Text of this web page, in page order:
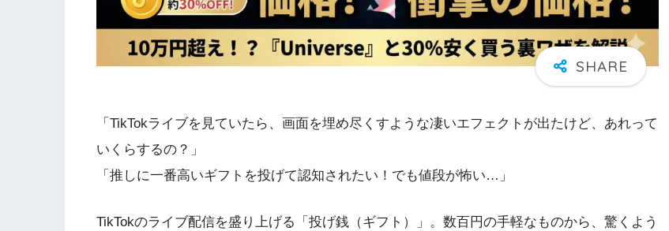
「TikTokライブを見ていたら、画面を埋め尽くすような凄いエフェクトが出たけど、あれって
いくらするの？」
「推しに一番高いギフトを投げて認知されたい！でも値段が怖い…」
TikTokのライブ配信を盛り上げる「投げ銭（ギフト）」。数百円の手軽なものから、驚くよう